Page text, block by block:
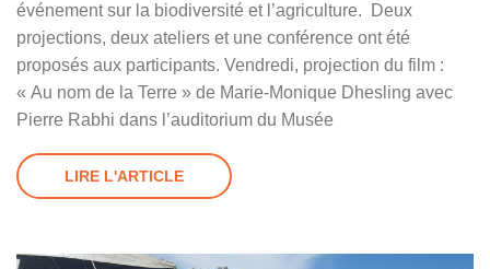
événement sur la biodiversité et l’agriculture. Deux
projections, deux ateliers et une conférence ont été
proposés aux participants. Vendredi, projection du film :
« Au nom de la Terre » de Marie-Monique Dhesling avec
Pierre Rabhi dans l’auditorium du Musée
LIRE L'ARTICLE